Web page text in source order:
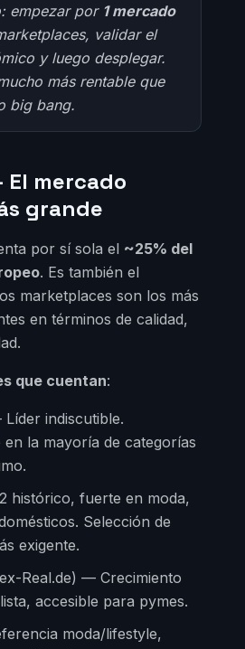
empezar por 1 mercado
validar el
y luego desplegar.
más rentable que
big bang.
mercado
grande
por sí sola el ~25% del
. Es también el
marketplaces son los más
en términos de calidad,
que cuentan:
indiscutible.
en la mayoría de categorías
histórico, fuerte en moda,
Selección de
exigente.
Real.de) — Crecimiento
accesible para pymes.
moda/lifestyle,